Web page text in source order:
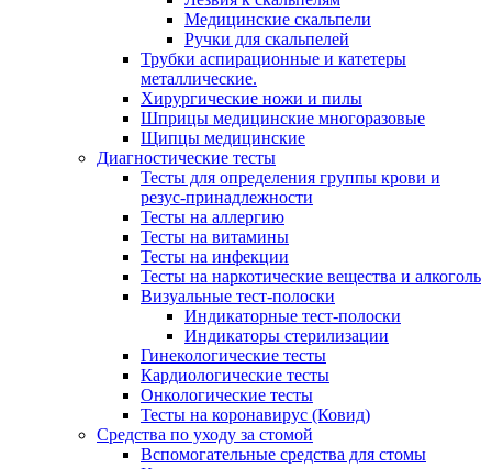
Медицинские скальпели
Ручки для скальпелей
Трубки аспирационные и катетеры
металлические.
Хирургические ножи и пилы
Шприцы медицинские многоразовые
Щипцы медицинские
Диагностические тесты
Тесты для определения группы крови и
резус-принадлежности
Тесты на аллергию
Тесты на витамины
Тесты на инфекции
Тесты на наркотические вещества и алкоголь
Визуальные тест-полоски
Индикаторные тест-полоски
Индикаторы стерилизации
Гинекологические тесты
Кардиологические тесты
Онкологические тесты
Тесты на коронавирус (Ковид)
Средства по уходу за стомой
Вспомогательные средства для стомы